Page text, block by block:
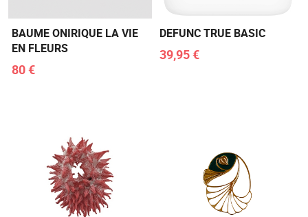
BAUME ONIRIQUE LA VIE
EN FLEURS
80 €
DEFUNC TRUE BASIC
39,95 €